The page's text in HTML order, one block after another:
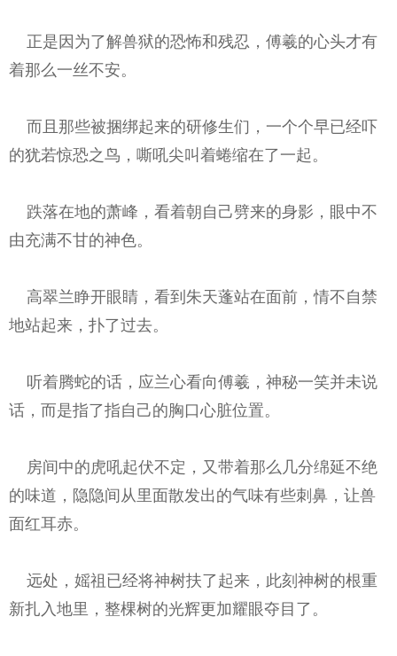
正是因为了解兽狱的恐怖和残忍，傅羲的心头才有
着那么一丝不安。
而且那些被捆绑起来的研修生们，一个个早已经吓
的犹若惊恐之鸟，嘶吼尖叫着蜷缩在了一起。
跌落在地的萧峰，看着朝自己劈来的身影，眼中不
由充满不甘的神色。
高翠兰睁开眼睛，看到朱天蓬站在面前，情不自禁
地站起来，扑了过去。
听着腾蛇的话，应兰心看向傅羲，神秘一笑并未说
话，而是指了指自己的胸口心脏位置。
房间中的虎吼起伏不定，又带着那么几分绵延不绝
的味道，隐隐间从里面散发出的气味有些刺鼻，让兽
面红耳赤。
远处，媱祖已经将神树扶了起来，此刻神树的根重
新扎入地里，整棵树的光辉更加耀眼夺目了。